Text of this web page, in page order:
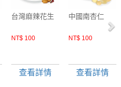
台灣麻辣花生
NT$ 100
查看詳情
中國南杏仁
NT$ 100
查看詳情